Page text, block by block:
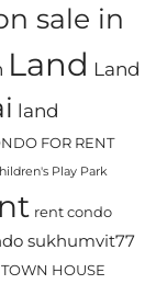
sale in
Land Land
land
FOR RENT
Play Park
rent condo
sukhumvit77
HOUSE